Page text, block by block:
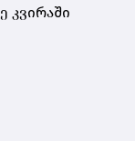
კვირაში